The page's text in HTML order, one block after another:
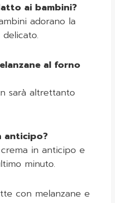
ai bambini?
adorano la
al forno
sarà altrettanto
anticipo?
in anticipo e
minuto.
con melanzane e